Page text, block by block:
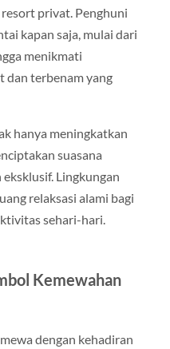
privat. Penghuni
kapan saja, mulai dari
menikmati
dan terbenam yang
hanya meningkatkan
suasana
Lingkungan
relaksasi alami bagi
sehari-hari.
Kemewahan
dengan kehadiran